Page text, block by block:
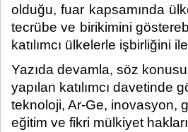
olduğu, fuar kapsamında
tecrübe ve birikimini
katılımcı ülkelerle işbirliğini
Yazıda devamla, söz
yapılan katılımcı
teknoloji, Ar-Ge, inovasyon,
eğitim ve fikri mülkiyet